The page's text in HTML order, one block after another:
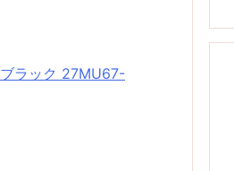
ラック 27MU67-